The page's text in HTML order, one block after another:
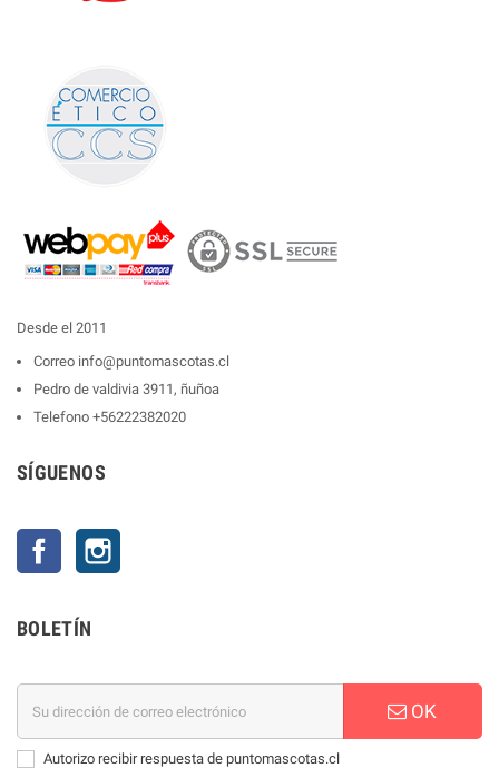
Desde el 2011
Correo info@puntomascotas.cl
Pedro de valdivia 3911, ñuñoa
Telefono +56222382020
SÍGUENOS
Facebook
BOLETÍN
OK
Autorizo recibir respuesta de puntomascotas.cl